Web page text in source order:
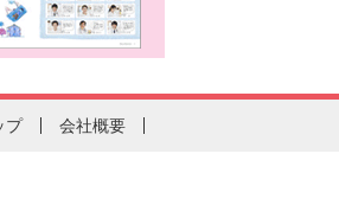
プ 会社概要